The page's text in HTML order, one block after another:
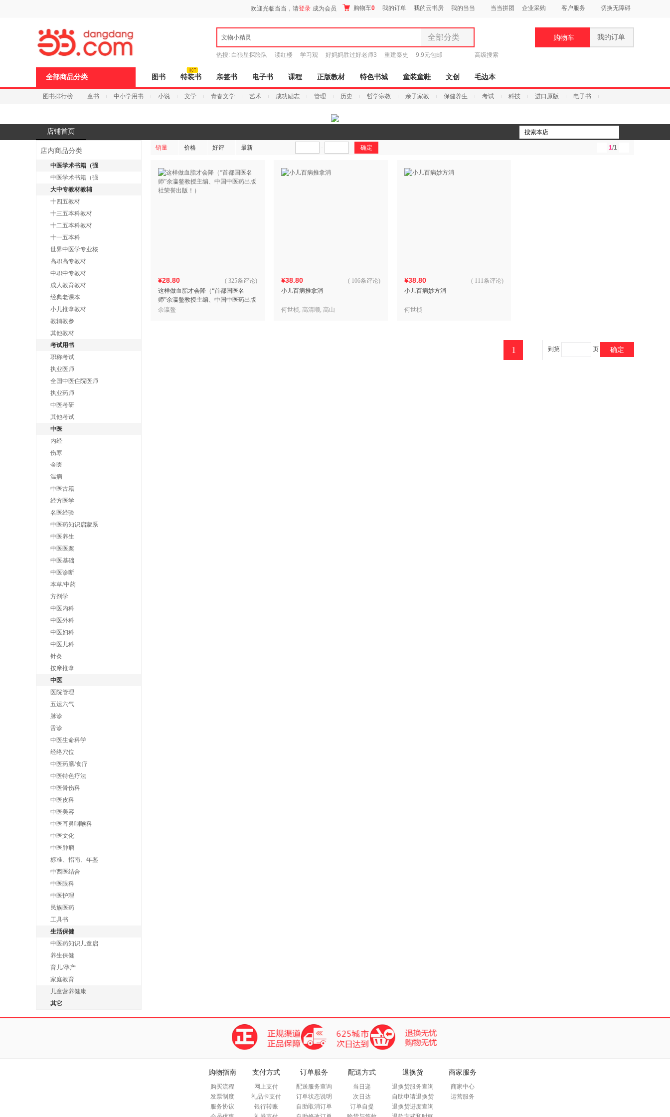
欢迎光临当当，请登录 成为会员 购物车0 我的订单 我的云书房 我的当当 当当拼团 企业采购 客户服务 切换无障碍
文物小精灵 全部分类
全部分类
图书
电子书
音像
时尚美妆
童装童鞋
手机通讯
热搜: 白狼星探险队 读红楼 学习观 好妈妈胜过好老师3 重建秦史 9.9元包邮 高级搜索
购物车 我的订单
全部商品分类 图书 特装书 亲签书 电子书 课程 正版教材 特色书城 童装童鞋 文创 毛边本
图书排行榜 童书 中小学用书 小说 文学 青春文学 艺术 成功励志 管理 历史 哲学宗教 亲子家教 保健养生 考试 科技 进口原版 电子书
店铺首页
店内商品分类
中医学术书籍（强
中医学术书籍（强
大中专教材教辅
十四五教材
十三五本科教材
十二五本科教材
十一五本科
世界中医学专业核
高职高专教材
中职中专教材
成人教育教材
经典老课本
小儿推拿教材
教辅教参
其他教材
考试用书
职称考试
执业医师
全国中医住院医师
执业药师
中医考研
其他考试
中医
内经
伤寒
金匮
温病
中医古籍
经方医学
名医经验
中医药知识启蒙系
中医养生
中医医案
中医基础
中医诊断
本草/中药
方剂学
中医内科
中医外科
中医妇科
中医儿科
针灸
按摩推拿
中医
医院管理
五运六气
脉诊
舌诊
中医生命科学
经络穴位
中医药膳/食疗
中医特色疗法
中医骨伤科
中医皮科
中医美容
中医耳鼻咽喉科
中医文化
中医肿瘤
标准、指南、年鉴
中西医结合
中医眼科
中医护理
民族医药
工具书
生活保健
中医药知识儿童启
养生保健
育儿/孕产
家庭教育
儿童营养健康
其它
销量 价格 好评 最新 1/1
¥28.80
这样做血脂才会降（“首都国医名
师”余瀛鳌教授主编、中国中医药出版
社荣誉出版！）
( 325条评论)
余瀛鳌
¥38.80
小儿百病推拿消
( 106条评论)
何世桢, 高清顺, 高山
¥38.80
小儿百病妙方消
( 111条评论)
何世桢
到第 页 确定
1
购物指南
购买流程
发票制度
服务协议
支付方式
网上支付
礼品卡支付
银行转账
订单服务
配送服务查询
订单状态说明
自助取消订单
配送方式
当日递
次日达
订单自提
退换货
退换货服务查询
自助申请退换货
退换货进度查询
商家服务
商家中心
运营服务
页
浪